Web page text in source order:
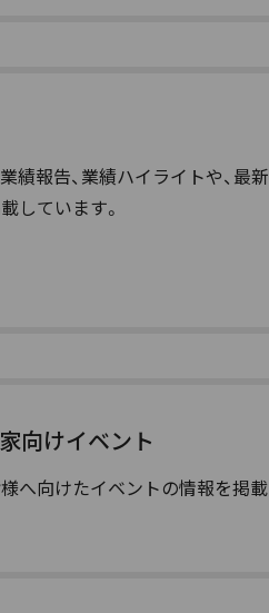
績報告、業績ハイライトや、最新
しています。
向けイベント
へ向けたイベントの情報を掲載